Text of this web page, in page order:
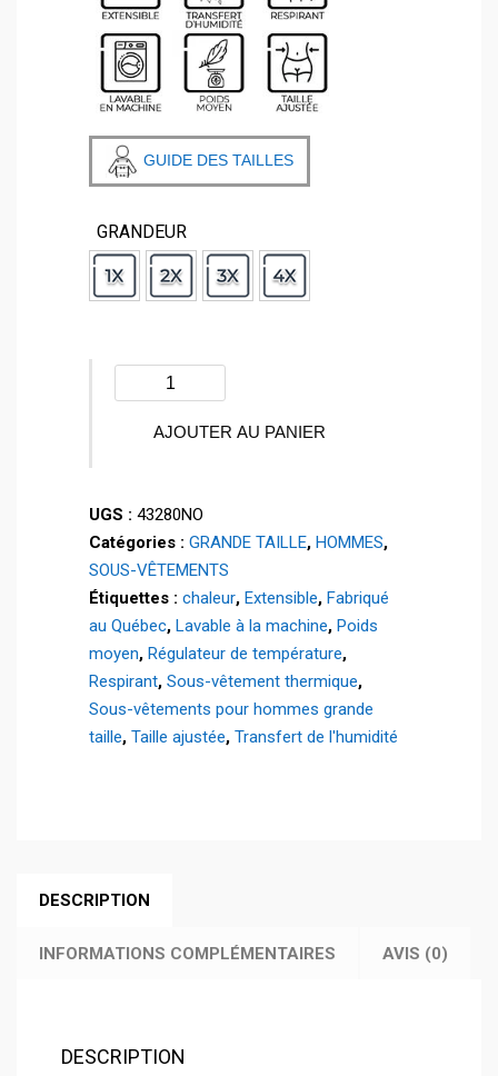
GUIDE DES TAILLES
GRANDEUR
quantité
de
Caleçon
Homme
-
Grande
taille
-
43280O
AJOUTER AU PANIER
UGS : 43280NO
Catégories : GRANDE TAILLE, HOMMES,
SOUS-VÊTEMENTS
Étiquettes : chaleur, Extensible, Fabriqué
au Québec, Lavable à la machine, Poids
moyen, Régulateur de température,
Respirant, Sous-vêtement thermique,
Sous-vêtements pour hommes grande
taille, Taille ajustée, Transfert de l'humidité
DESCRIPTION
INFORMATIONS COMPLÉMENTAIRES AVIS (0)
DESCRIPTION